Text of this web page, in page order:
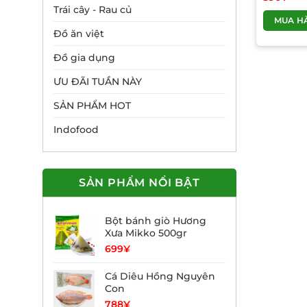
Trái cây - Rau củ
Đồ ăn việt
Đồ gia dụng
ƯU ĐÃI TUẦN NÀY
SẢN PHẨM HOT
Indofood
SẢN PHẨM NỔI BẬT
Bột bánh giò Hương
Xưa Mikko 500gr
699¥
Cá Diêu Hồng Nguyên
Con
788¥
MUA